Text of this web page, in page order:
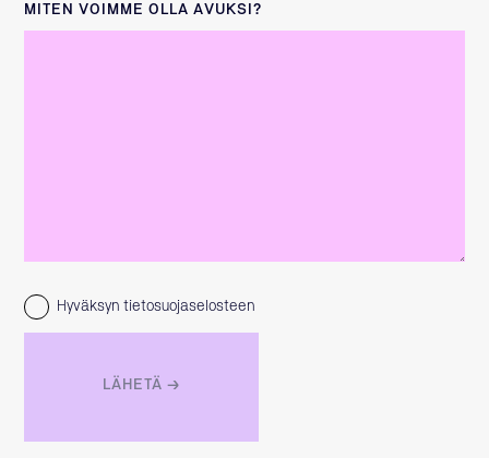
MITEN VOIMME OLLA AVUKSI?
Hyväksyn tietosuojaselosteen